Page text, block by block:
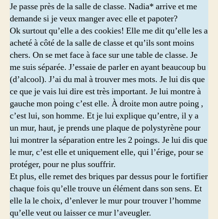
Je passe près de la salle de classe. Nadia* arrive et me
demande si je veux manger avec elle et papoter?
Ok surtout qu’elle a des cookies! Elle me dit qu’elle les a
acheté à côté de la salle de classe et qu’ils sont moins
chers. On se met face à face sur une table de classe. Je
me suis séparée. J’essaie de parler en ayant beaucoup bu
(d’alcool). J’ai du mal à trouver mes mots. Je lui dis que
ce que je vais lui dire est très important. Je lui montre à
gauche mon poing c’est elle. À droite mon autre poing ,
c’est lui, son homme. Et je lui explique qu’entre, il y a
un mur, haut, je prends une plaque de polystyrène pour
lui montrer la séparation entre les 2 poings. Je lui dis que
le mur, c’est elle et uniquement elle, qui l’érige, pour se
protéger, pour ne plus souffrir.
Et plus, elle remet des briques par dessus pour le fortifier
chaque fois qu’elle trouve un élément dans son sens. Et
elle la le choix, d’enlever le mur pour trouver l’homme
qu’elle veut ou laisser ce mur l’aveugler.